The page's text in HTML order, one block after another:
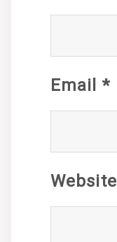
Email *
Website